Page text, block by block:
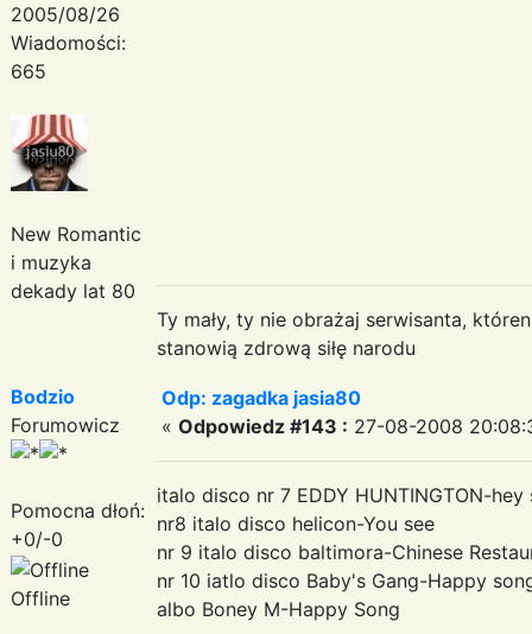
2005/08/26
Wiadomości:
665
New Romantic
i muzyka
dekady lat 80
Ty mały, ty nie obrażaj serwisanta,
stanowią zdrową siłę narodu
Bodzio
Forumowicz
Pomocna dłoń:
+0/-0
Offline
Odp: zagadka jasia80
« Odpowiedz #143 : 27-08-2008
italo disco nr 7 EDDY HUNTINGTON-hey
nr8 italo disco helicon-You see
nr 9 italo disco baltimora-Chinese
nr 10 iatlo disco Baby's Gang-Happy
albo Boney M-Happy Song